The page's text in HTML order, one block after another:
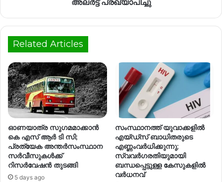
അലര്‍ട്ട് പ്രഖ്യാപിച്ചു
Related Articles
ഓണയാത്ര സുഗമമാക്കാന്‍
കെ എസ് ആര്‍ ടി സി;
പ്രത്യേക അന്തര്‍സംസ്ഥാന
സര്‍വീസുകള്‍ക്ക്
റിസര്‍വേഷന്‍ തുടങ്ങി
5 days ago
സംസ്ഥാനത്ത് യുവാക്കളിൽ
എയ്ഡ്സ് ബാധിതരുടെ
എണ്ണംവർധിക്കുന്നു;
സ്വവർഗരതിയുമായി
ബന്ധപ്പെട്ടുള്ള കേസുകളിൽ
വര്‍ധനവ്